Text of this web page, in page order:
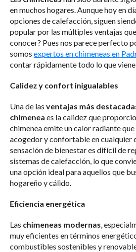
en muchos hogares. Aunque hoy en
opciones de calefacción, siguen
popular por las múltiples ventajas
conocer? Pues nos parece perfecto
somos expertos en chimeneas en
contar rápidamente todo lo que
Calidez y confort inigualables
Una de las ventajas más
chimenea es la calidez que
chimenea emite un calor radiante
acogedor y confortable en cualquier
sensación de bienestar es difícil de
sistemas de calefacción, lo que
una opción ideal para aquellos que
hogareño y cálido.
Eficiencia energética
Las chimeneas modernas,
muy eficientes en términos
combustibles sostenibles y